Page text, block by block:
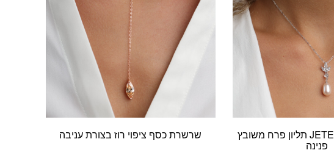
שרשרת כסף JETEM תליון פרח משובץ
פנינה
שרשרת כסף ציפוי רוז בצורת עניבה